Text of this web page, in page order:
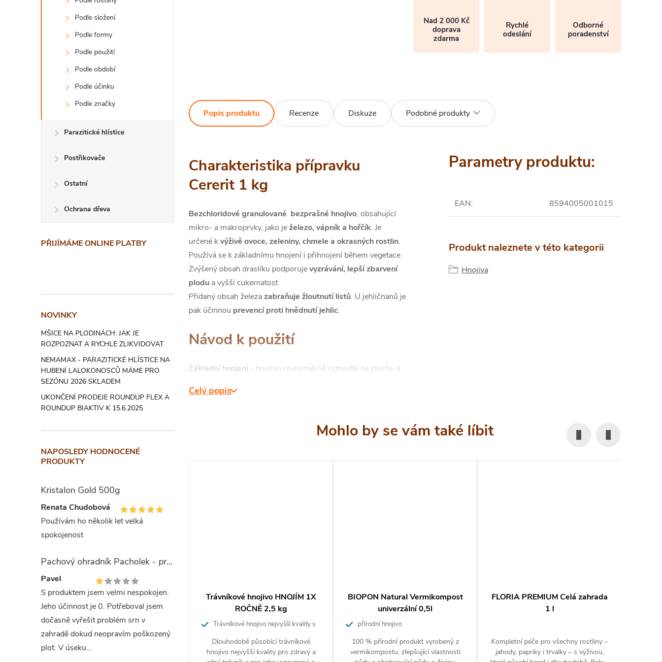
Podle složení
Podle formy
Podle použití
Podle období
Podle účinku
Podle značky
Parazitické hlístice
Postřikovače
Ostatní
Ochrana dřeva
PŘIJÍMÁME ONLINE PLATBY
NOVINKY
MŠICE NA PLODINÁCH: JAK JE
ROZPOZNAT A RYCHLE ZLIKVIDOVAT
NEMAMAX - PARAZITICKÉ HLÍSTICE NA
HUBENÍ LALOKONOSCŮ MÁME PRO
SEZÓNU 2026 SKLADEM
UKONČENÍ PRODEJE ROUNDUP FLEX A
ROUNDUP BIAKTIV K 15.6.2025
NAPOSLEDY HODNOCENÉ
PRODUKTY
Kristalon Gold 500g
Renata Chudobová
Používám ho několik let velká
spokojenost
Pachový ohradník Pacholek - proti vysoké zvěři
Pavel
S produktem jsem velmi nespokojen.
Jeho účinnost je 0. Potřeboval jsem
dočasně vyřešit problém srn v
zahradě dokud neopravím poškozený
plot. V úseku...
Nad 2 000 Kč
doprava
zdarma
Rychlé
odeslání
Odborné
poradenství
Popis produktu Recenze Diskuze Podobné produkty
Charakteristika přípravku
Cererit 1 kg
Bezchloridové granulované bezprašné hnojivo, obsahující
mikro- a makroprvky, jako ježelezo, vápník a hořčík. Je
určené kvýživě ovoce, zeleniny, chmele a okrasných rostlin.
Používá se k základnímu hnojení i přihnojení během vegetace.
Zvýšený obsah draslíku podporujevyzrávání, lepší zbarvení
plodu a vyšší cukernatost.
Přidaný obsah železazabraňuje žloutnutí listů. U jehličnanů je
pak účinnou prevencí proti hnědnutí jehlic.
Návod k použití
Základní hnojení - hnojivo rovnoměrně rozhoďte na plochu a
Přihnojování- hnojivo rovnoměrně rozhoďte na plochu -
Doporučené dávkování: 30 - 100 g /1m²plochy za rok
výsadbou (základní hnojení) a 1/3 dávky k přihnojení během
původním uzavřeném obalu, mimo dosah dětí, odděleně od
potravin, nápojů a krmiv.
Složení
Celý popis
Parametry produktu:
EAN: 8594005001015
Produkt naleznete v této kategorii
Hnojiva
AgroBio Trumf Ovocné dřeviny 1
kg
Pro zvýšenou tvorbu plodů a chutnější
ovoce. Působí až 3 měsíce.
draslíku pro tvorbu plodů a chutné
Trávníkové hnojivo HNOJÍM 1X
ROČNĚ 2,5 kg
Trávníkové hnojivo nejvyšší kvality s
Dlouhodobě působící trávníkové
hnojivo nejvyšší kvality pro zdravý a
BIOPON Natural Vermikompost
univerzální 0,5l
přírodní hnojivo
100 % přírodní produkt vyrobený z
vermikompostu, zlepšující vlastnosti
FLORIA PREMIUM Celá zahrada
1 l
Kompletní péče pro všechny rostliny –
jahody, papriky i trvalky – s výživou,